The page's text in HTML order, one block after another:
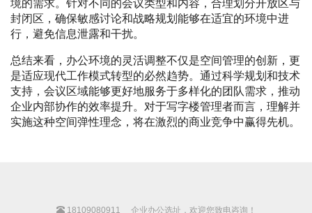
境的需求。针对不同的会议类型和内容，合理划分开放区与
封闭区，确保敏感讨论和战略规划能够在适宜的环境中进
行，避免信息泄露和干扰。
总结来看，办公环境的灵活调整不仅是空间管理的创新，更
是适应现代工作模式转型的必然趋势。通过科学规划和技术
支持，会议区域能够更好地服务于多样化的团队需求，推动
企业内部协作的效率提升。对于写字楼管理者而言，理解并
实施这种空间弹性理念，将在激烈的商业竞争中赢得先机。
18109080911 企业办公选址，欢迎您致电咨询！